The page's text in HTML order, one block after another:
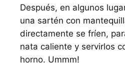
Después, en algunos
una sartén con
directamente se fríen,
nata caliente y servirlos
horno. Ummm!